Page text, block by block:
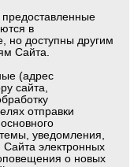
в
но доступны другим
Сайта.
(адрес
сайта,
отправки
уведомления,
Сайта электронных
о новых